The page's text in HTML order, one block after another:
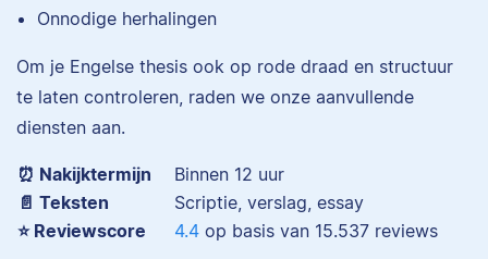
Onnodige herhalingen
Om je Engelse thesis ook op rode draad en structuur
te laten controleren, raden we onze aanvullende
diensten aan.
⏰ Nakijktermijn
Binnen 12 uur
📄 Teksten
Scriptie, verslag, essay
⭐️ Reviewscore
4.4 op basis van 15.537 reviews
Richa